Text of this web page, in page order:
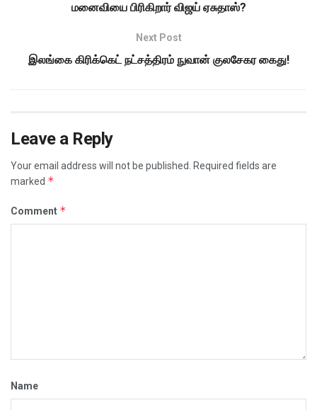
மனைவியை பிரிகிறார் விஜய் ஏசுதாஸ்?
Next Post
இலங்கை கிரிக்கெட் நட்சத்திரம் நுவான் குலசேகர கைது!
Leave a Reply
Your email address will not be published.
Required fields are
marked *
Comment *
Name